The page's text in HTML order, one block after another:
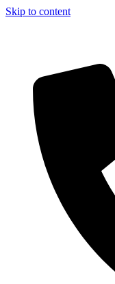
Skip to content